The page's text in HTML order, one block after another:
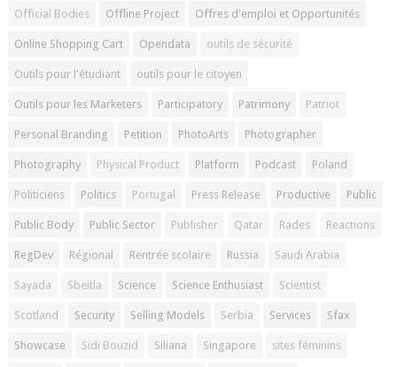
Official Bodies Offline Project Offres d'emploi et Opportunités
Online Shopping Cart Opendata outils de sécurité
Outils pour l'étudiant outils pour le citoyen
Outils pour les Marketers Participatory Patrimony Patriot
Personal Branding Petition PhotoArts Photographer
Photography Physical Product Platform Podcast Poland
Politiciens Politics Portugal Press Release Productive Public
Public Body Public Sector Publisher Qatar Rades Reactions
RegDev Régional Rentrée scolaire Russia Saudi Arabia
Sayada Sbeitla Science Science Enthusiast Scientist
Scotland Security Selling Models Serbia Services Sfax
Showcase Sidi Bouzid Siliana Singapore sites féminins